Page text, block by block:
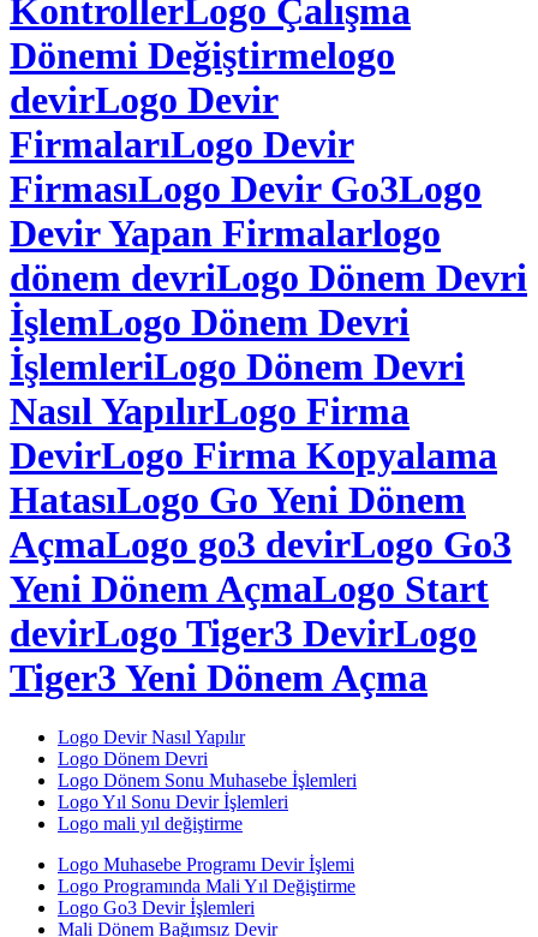
KontrollerLogo Çalışma
Dönemi Değiştirmelogo
devirLogo Devir
FirmalarıLogo Devir
FirmasıLogo Devir Go3Logo
Devir Yapan Firmalarlogo
dönem devriLogo Dönem Devri
İşlemLogo Dönem Devri
İşlemleriLogo Dönem Devri
Nasıl YapılırLogo Firma
DevirLogo Firma Kopyalama
HatasıLogo Go Yeni Dönem
AçmaLogo go3 devirLogo Go3
Yeni Dönem AçmaLogo Start
devirLogo Tiger3 DevirLogo
Tiger3 Yeni Dönem Açma
Logo Devir Nasıl Yapılır
Logo Dönem Devri
Logo Dönem Sonu Muhasebe İşlemleri
Logo Yıl Sonu Devir İşlemleri
Logo mali yıl değiştirme
Logo Muhasebe Programı Devir İşlemi
Logo Programında Mali Yıl Değiştirme
Logo Go3 Devir İşlemleri
Mali Dönem Bağımsız Devir